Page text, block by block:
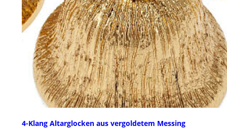
4-Klang Altarglocken aus vergoldetem Messing